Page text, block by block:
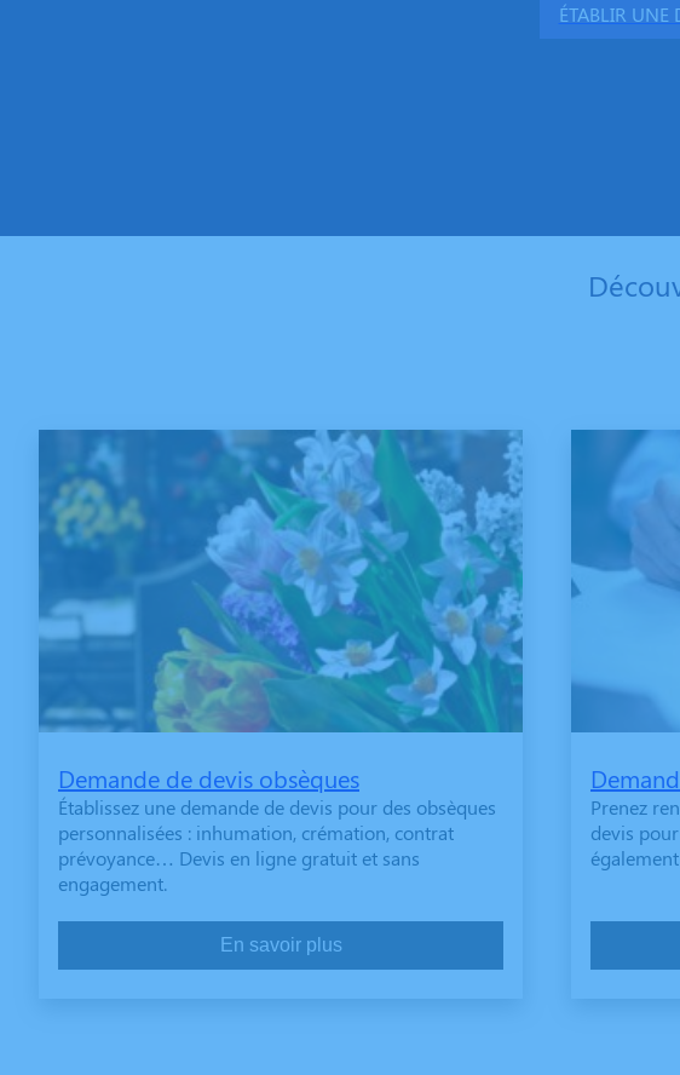
ÉTABLIR UNE
Demande de devis obsèques
Établissez une demande de devis pour des obsèques
personnalisées : inhumation, crémation, contrat
prévoyance… Devis en ligne gratuit et sans
engagement.
En savoir plus
Prenez
devis